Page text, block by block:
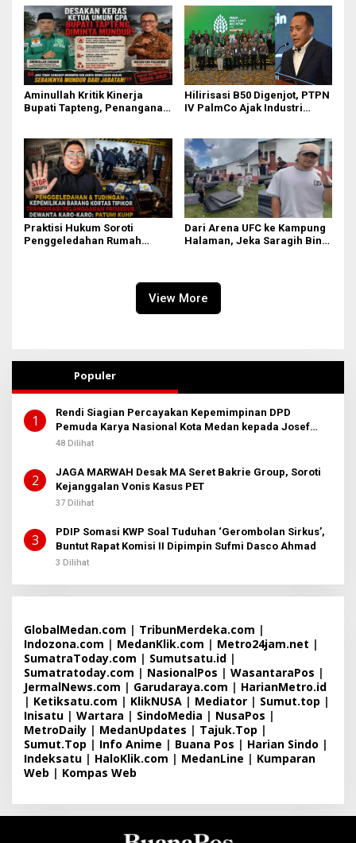
Aminullah Kritik Kinerja
Bupati Tapteng, Penanganan
Hilirisasi B50 Digenjot, PTPN
IV PalmCo Ajak Industri
Praktisi Hukum Soroti
Penggeledahan Rumah
Dari Arena UFC ke Kampung
Halaman, Jeka Saragih Bina
View More
Populer
1
Rendi Siagian Percayakan Kepemimpinan DPD
Pemuda Karya Nasional Kota Medan kepada Josef
Sembiring
48 Dilihat
2
JAGA MARWAH Desak MA Seret Bakrie Group, Soroti
Kejanggalan Vonis Kasus PET
37 Dilihat
3
PDIP Somasi KWP Soal Tuduhan ‘Gerombolan Sirkus’,
Buntut Rapat Komisi II Dipimpin Sufmi Dasco Ahmad
3 Dilihat
GlobalMedan.com | TribunMerdeka.com |
Indozona.com | MedanKlik.com | Metro24jam.net |
SumatraToday.com | Sumutsatu.id |
Sumatratoday.com | NasionalPos | WasantaraPos |
JermalNews.com | Garudaraya.com | HarianMetro.id
| Ketiksatu.com | KlikNUSA | Mediator | Sumut.top |
Inisatu | Wartara | SindoMedia | NusaPos |
MetroDaily | MedanUpdates | Tajuk.Top |
Sumut.Top | Info Anime | Buana Pos | Harian Sindo |
Indeksatu | HaloKlik.com | MedanLine | Kumparan
Web | Kompas Web